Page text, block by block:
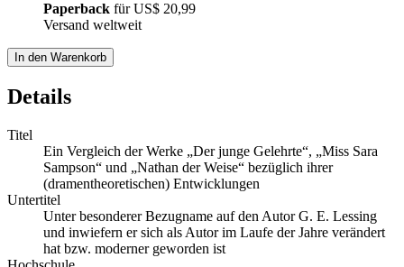
Paperback fürUS$ 20,99
Versand weltweit
In den Warenkorb
Details
Titel
Ein Vergleich der Werke „Der junge Gelehrte“, „Miss Sara
Sampson“ und „Nathan der Weise“ bezüglich ihrer
(dramentheoretischen) Entwicklungen
Untertitel
Unter besonderer Bezugname auf den Autor G. E. Lessing
und inwiefern er sich als Autor im Laufe der Jahre verändert
hat bzw. moderner geworden ist